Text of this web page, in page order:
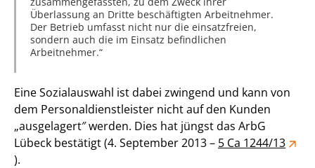
Überlassung an Dritte beschäftigten Arbeitnehmer.
Der Betrieb umfasst nicht nur die einsatzfreien,
sondern auch die im Einsatz befindlichen
Arbeitnehmer.
Eine Sozialauswahl ist dabei zwingend und kann von
dem Personaldienstleister nicht auf den Kunden
„ausgelagert″ werden. Dies hat jüngst das ArbG
Lübeck bestätigt (4. September 2013 – 5 Ca 1244/13
).